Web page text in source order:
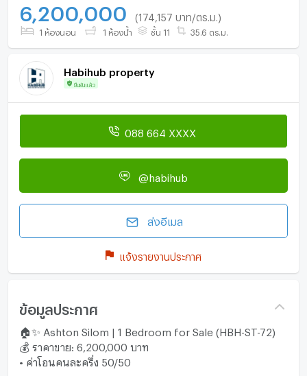
6,200,000 (174,157 บาท/ตร.ม.)
1 ห้องนอน 1 ห้องน้ำ ชั้น 11 35.6 ตร.ม.
Habihub property
ยืนยันแล้ว
088 664 XXXX
@habihub
ส่งอีเมล
แจ้งรายงานประกาศ
ข้อมูลประกาศ
🏠✨ Ashton Silom | 1 Bedroom for Sale (HBH-ST-72)
💰 ราคาขาย: 6,200,000 บาท
• ค่าโอนคนละครึ่ง 50/50